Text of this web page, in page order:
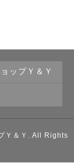
ップＹ＆Ｙ
Ｙ＆Ｙ . All Rights